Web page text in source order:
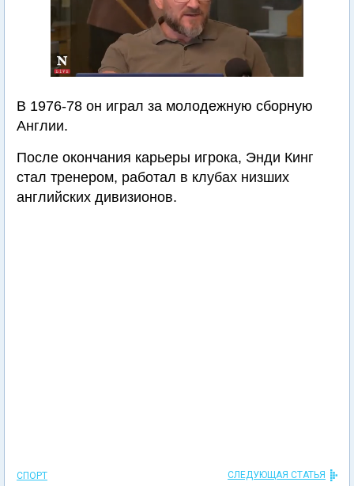
В 1976-78 он играл за молодежную сборную
Англии.
После окончания карьеры игрока, Энди Кинг
стал тренером, работал в клубах низших
английских дивизионов.
СПОРТ СЛЕДУЮЩАЯ СТАТЬЯ